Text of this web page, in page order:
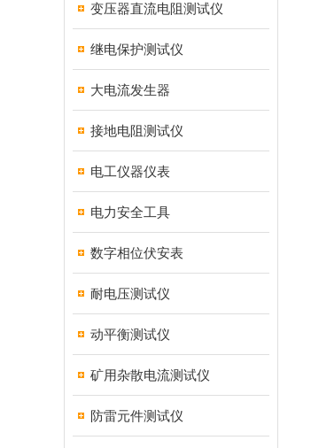
变压器直流电阻测试仪
继电保护测试仪
大电流发生器
接地电阻测试仪
电工仪器仪表
电力安全工具
数字相位伏安表
耐电压测试仪
动平衡测试仪
矿用杂散电流测试仪
防雷元件测试仪